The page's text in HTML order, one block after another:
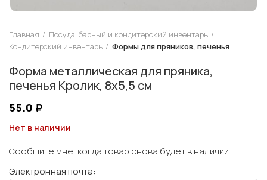
Главная
Посуда, барный и кондитерский инвентарь
Кондитерский инвентарь
Формы для пряников, печенья
Форма металлическая для пряника,
печенья Кролик, 8х5,5 см
55.0 ₽
Нет в наличии
Сообщите мне, когда товар снова будет в наличии.
Электронная почта: